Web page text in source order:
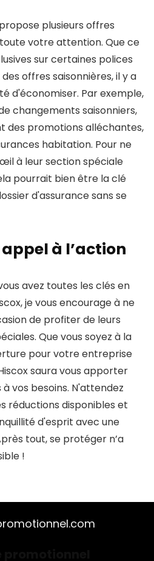
plusieurs offres
votre attention. Que ce
sur certaines polices
offres saisonnières, il y a
d'économiser. Par exemple,
changements saisonniers,
des promotions alléchantes,
habitation. Pour ne
à leur section spéciale
pourrait bien être la clé
d'assurance sans se
à l’action
avez toutes les clés en
je vous encourage à ne
de profiter de leurs
Que vous soyez à la
pour votre entreprise
saura vous apporter
vos besoins. N'attendez
réductions disponibles et
d'esprit avec une
tout, se protéger n’a
!